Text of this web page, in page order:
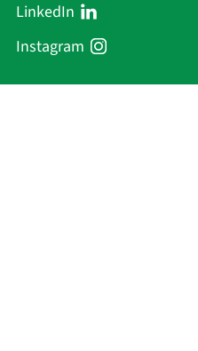
LinkedIn
Instagram